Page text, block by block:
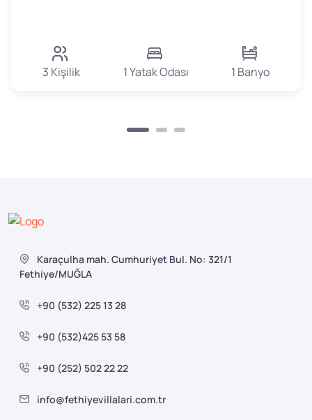
3 Kişilik 1 Yatak Odası 1 Banyo
Karaçulha mah. Cumhuriyet Bul. No: 321/1
Fethiye/MUĞLA
+90 (532) 225 13 28
+90 (532)425 53 58
+90 (252) 502 22 22
info@fethiyevillalari.com.tr